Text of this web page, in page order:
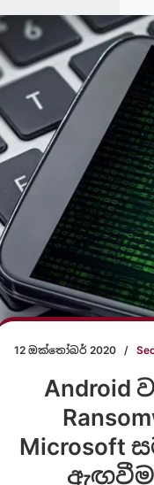
12 ඔක්තෝබර් 2020 /
Android
Microsoft